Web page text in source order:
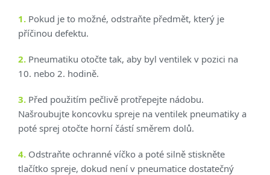
1. Pokud je to možné, odstraňte předmět, který je
příčinou defektu.
2. Pneumatiku otočte tak, aby byl ventilek v pozici na
10. nebo 2. hodině.
3. Před použitím pečlivě protřepejte nádobu.
Našroubujte koncovku spreje na ventilek pneumatiky a
poté sprej otočte horní částí směrem dolů.
4. Odstraňte ochranné víčko a poté silně stiskněte
tlačítko spreje, dokud není v pneumatice dostatečný